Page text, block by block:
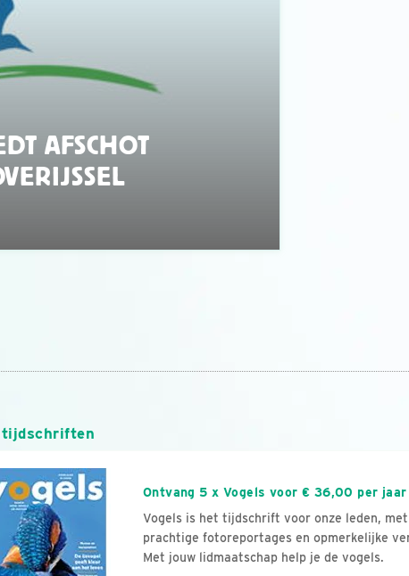
AFSCHOT
tijdschriften
Ontvang 5 x Vogels voor € 36,00 per jaar
Vogels is het tijdschrift voor onze leden, met
prachtige fotoreportages en opmerkelijke
Met jouw lidmaatschap help je de vogels.